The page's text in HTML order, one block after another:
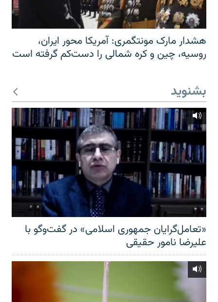
هشدار مارک مونتگمری: آمریکا محور ایران،
روسیه، چین و کره شمالی را دست‌کم گرفته است
بشنوید
«تعامل‌گرایان جمهوری اسلامی» در گفت‌وگو با
علیرضا نامور حقیقی